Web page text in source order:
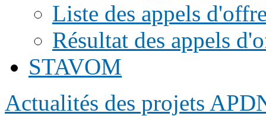
Liste des appels
Résultat des appels
STAVOM
Actualités des projets